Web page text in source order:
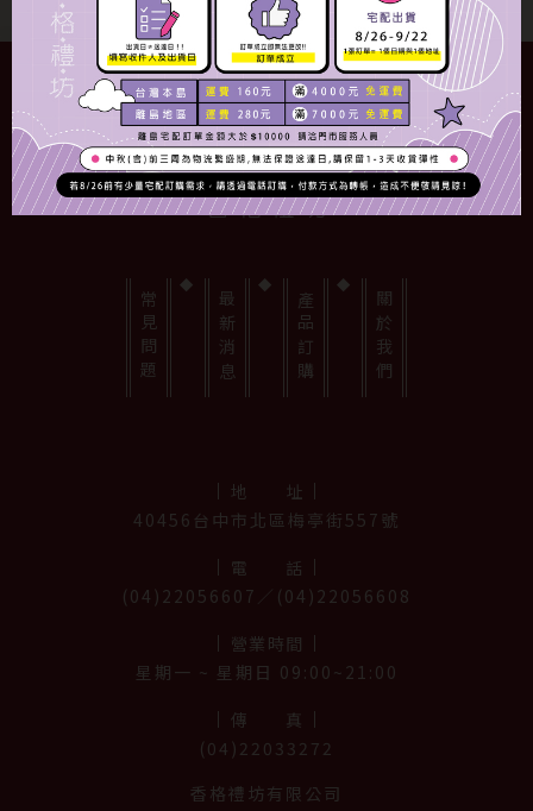
蛋黃酥禮盒
活動訊息
NT$NaN 冷藏 奶蛋素
規格
常見問題 最新消息 產品訂購 關於我們
地址
40456台中市北區梅亭街557號
電話
(04)22056607／(04)22056608
營業時間
星期⼀ ~ 星期日 09:00~21:00
傳真
(04)22033272
香格禮坊有限公司